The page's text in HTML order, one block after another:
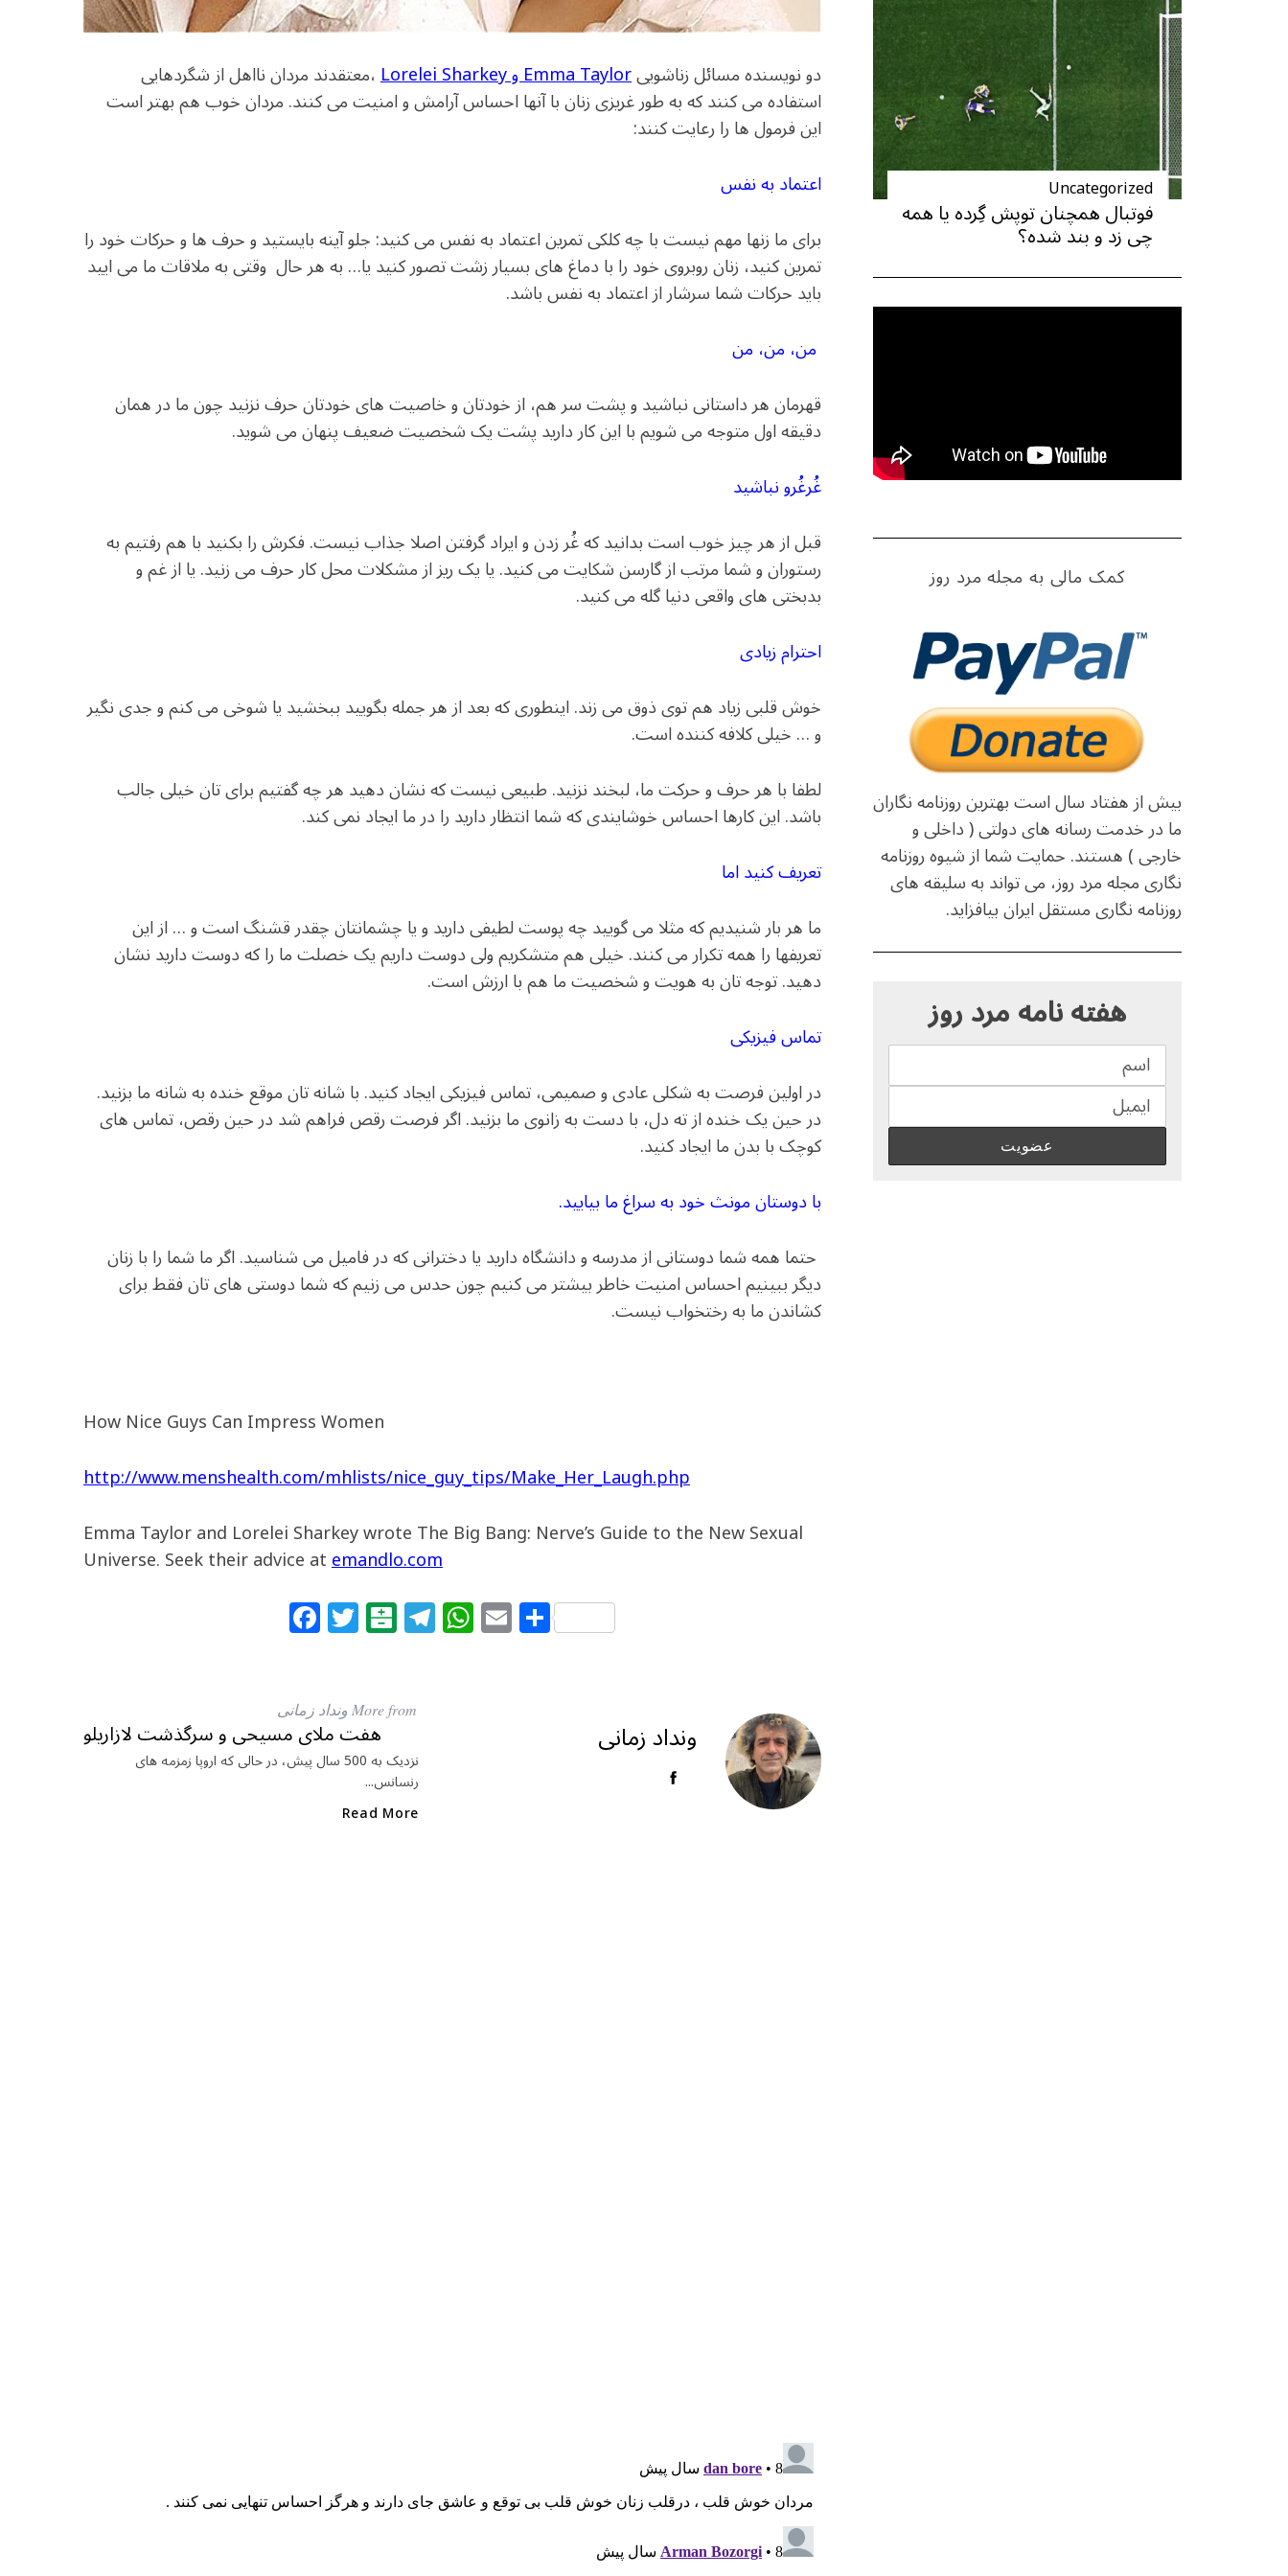
دو نویسنده مسائل زناشوییEmma Taylor و Lorelei Sharkey ،معتقدند مردان نااهل از شگردهایی
استفاده می کنند که به طور غریزی زنان با آنها احساس آرامش و امنیت می کنند. مردان خوب هم بهتر است
این فرمول ها را رعایت کنند:
اعتماد به نفس
برای ما زنها مهم نیست با چه کلکی تمرین اعتماد به نفس می کنید: جلو آینه بایستید و حرف ها و حرکات خود را
تمرین کنید، زنان روبروی خود را با دماغ های بسیار زشت تصور کنید یا… به هر حال وقتی به ملاقات ما می ایید
باید حرکات شما سرشار از اعتماد به نفس باشد.
من، من، من
قهرمان هر داستانی نباشید و پشت سر هم، از خودتان و خاصیت های خودتان حرف نزنید چون ما در همان
دقیقه اول متوجه می شویم با این کار دارید پشت یک شخصیت ضعیف پنهان می شوید.
غُرغُرو نباشید
قبل از هر چیز خوب است بدانید که غُر زدن و ایراد گرفتن اصلا جذاب نیست. فکرش را بکنید با هم رفتیم به
رستوران و شما مرتب از گارسن شکایت می کنید. یا یک ریز از مشکلات محل کار حرف می زنید. یا از غم و
بدبختی های واقعی دنیا گله می کنید.
احترام زیادی
خوش قلبی زیاد هم توی ذوق می زند. اینطوری که بعد از هر جمله بگویید ببخشید یا شوخی می کنم و جدی نگیر
و … خیلی کلافه کننده است.
لطفا با هر حرف و حرکت ما، لبخند نزنید. طبیعی نیست که نشان دهید هر چه گفتیم برای تان خیلی جالب
باشد. این کارها احساس خوشایندی که شما انتظار دارید را در ما ایجاد نمی کند.
تعریف کنید اما
ما هر بار شنیدیم که مثلا می گویید چه پوست لطیفی دارید و یا چشمانتان چقدر قشنگ است و … از این
تعریفها را همه تکرار می کنند. خیلی هم متشکریم ولی دوست داریم یک خصلت ما را که دوست دارید نشان
دهید. توجه تان به هویت و شخصیت ما هم با ارزش است.
تماس فیزیکی
در اولین فرصت به شکلی عادی و صمیمی، تماس فیزیکی ایجاد کنید. با شانه تان موقع خنده به شانه ما بزنید.
در حین یک خنده از ته دل، با دست به زانوی ما بزنید. اگر فرصت رقص فراهم شد در حین رقص، تماس های
کوچک با بدن ما ایجاد کنید.
با دوستان مونث خود به سراغ ما بیایید.
حتما همه شما دوستانی از مدرسه و دانشگاه دارید یا دخترانی که در فامیل می شناسید. اگر ما شما را با زنان
دیگر ببینیم احساس امنیت خاطر بیشتر می کنیم چون حدس می زنیم که شما دوستی های تان فقط برای
کشاندن ما به رختخواب نیست.
How Nice Guys Can Impress Women
http://www.menshealth.com/mhlists/nice_guy_tips/Make_Her_Laugh.php
Emma Taylor and Lorelei Sharkey wrote The Big Bang: Nerve’s Guide to the New Sexual
Universe. Seek their advice atemandlo.com
F
a
e
b
ook
T
w
e
r
B
al
ar
in
T
el W
h E
m S
h
ونداد زمانی
More from ونداد زمانی
هفت ملای مسیحی و سرگذشت لازاریلو
نزدیک به 500 سال پیش، در حالی که اروپا زمزمه های
رنسانس...
Read More
Uncategorized
فوتبال همچنان توپش گِرده یا همه
چی زد و بند شده؟
کمک مالی به مجله مرد روز
بیش از هفتاد سال است بهترین روزنامه نگاران
ما در خدمت رسانه های دولتی ( داخلی و
خارجی ) هستند. حمایت شما از شیوه روزنامه
نگاری مجله مرد روز، می تواند به سلیقه های
روزنامه نگاری مستقل ایران بیافزاید.
هفته نامه مرد روز
S
r
c
f
r